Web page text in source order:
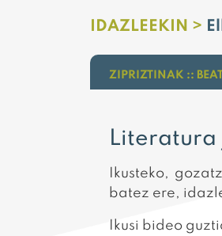
IDAZLEEKIN >
ZIPRIZTINAK ::
Literatura
Ikusteko,
batez ere,
Ikusi bideo